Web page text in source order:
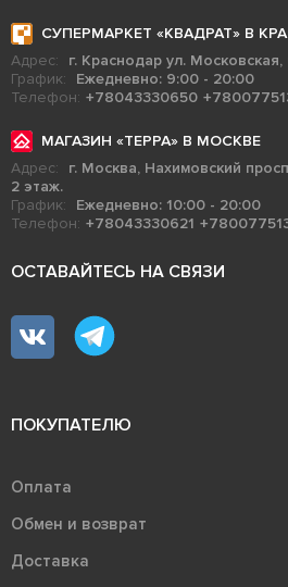
СУПЕРМАРКЕТ «КВАДРАТ» В
Адрес:
г. Краснодар ул.
График:
Ежедневно: 9:00 - 20:00
Телефон: +78043330650
МАГАЗИН «ТЕРРА» В МОСКВЕ
Адрес:
г. Москва, Нахимовский
2 этаж.
График:
Ежедневно: 10:00 - 20:00
Телефон: +78043330621
ОСТАВАЙТЕСЬ НА СВЯЗИ
ПОКУПАТЕЛЮ
Оплата
Обмен и возврат
Доставка